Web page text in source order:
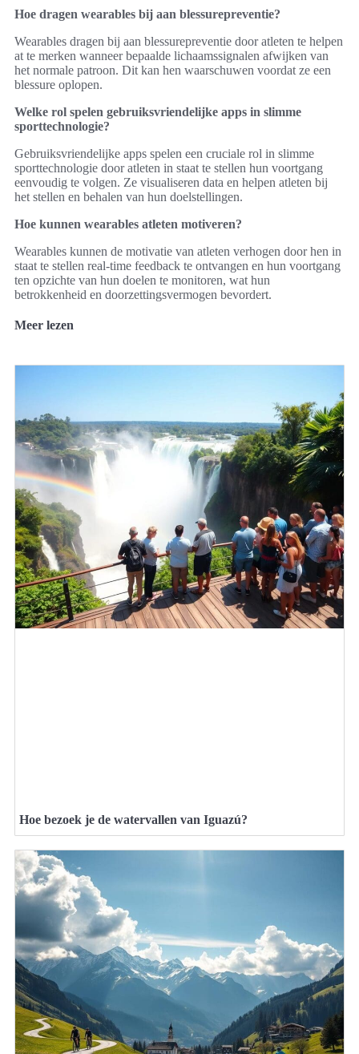
Hoe dragen wearables bij aan blessurepreventie?
Wearables dragen bij aan blessurepreventie door atleten te helpen
at te merken wanneer bepaalde lichaamssignalen afwijken van
het normale patroon. Dit kan hen waarschuwen voordat ze een
blessure oplopen.
Welke rol spelen gebruiksvriendelijke apps in slimme
sporttechnologie?
Gebruiksvriendelijke apps spelen een cruciale rol in slimme
sporttechnologie door atleten in staat te stellen hun voortgang
eenvoudig te volgen. Ze visualiseren data en helpen atleten bij
het stellen en behalen van hun doelstellingen.
Hoe kunnen wearables atleten motiveren?
Wearables kunnen de motivatie van atleten verhogen door hen in
staat te stellen real-time feedback te ontvangen en hun voortgang
ten opzichte van hun doelen te monitoren, wat hun
betrokkenheid en doorzettingsvermogen bevordert.
Meer lezen
Hoe bezoek je de watervallen van Iguazú?